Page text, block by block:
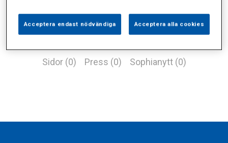
Sidor (0) Press (0) Sophianytt (0)
Acceptera endast nödvändiga Acceptera alla cookies